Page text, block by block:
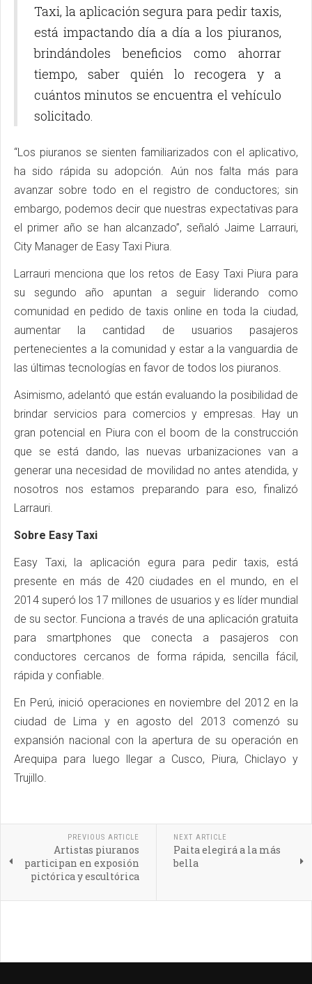
Taxi, la aplicación segura para pedir taxis,
está impactando día a día a los piuranos,
brindándoles beneficios como ahorrar
tiempo, saber quién lo recogera y a
cuántos minutos se encuentra el vehículo
solicitado.
“Los piuranos se sienten familiarizados con el aplicativo,
ha sido rápida su adopción. Aún nos falta más para
avanzar sobre todo en el registro de conductores; sin
embargo, podemos decir que nuestras expectativas para
el primer año se han alcanzado”, señaló Jaime Larrauri,
City Manager de Easy Taxi Piura.
Larrauri menciona que los retos de Easy Taxi Piura para
su segundo año apuntan a seguir liderando como
comunidad en pedido de taxis online en toda la ciudad,
aumentar la cantidad de usuarios pasajeros
pertenecientes a la comunidad y estar a la vanguardia de
las últimas tecnologías en favor de todos los piuranos.
Asimismo, adelantó que están evaluando la posibilidad de
brindar servicios para comercios y empresas. Hay un
gran potencial en Piura con el boom de la construcción
que se está dando, las nuevas urbanizaciones van a
generar una necesidad de movilidad no antes atendida, y
nosotros nos estamos preparando para eso, finalizó
Larrauri.
Sobre Easy Taxi
Easy Taxi, la aplicación egura para pedir taxis, está
presente en más de 420 ciudades en el mundo, en el
2014 superó los 17 millones de usuarios y es líder mundial
de su sector. Funciona a través de una aplicación gratuita
para smartphones que conecta a pasajeros con
conductores cercanos de forma rápida, sencilla fácil,
rápida y confiable.
En Perú, inició operaciones en noviembre del 2012 en la
ciudad de Lima y en agosto del 2013 comenzó su
expansión nacional con la apertura de su operación en
Arequipa para luego llegar a Cusco, Piura, Chiclayo y
Trujillo.
PREVIOUS ARTICLE
Artistas piuranos
participan en exposión
pictórica y escultórica
NEXT ARTICLE
Paita elegirá a la más
bella